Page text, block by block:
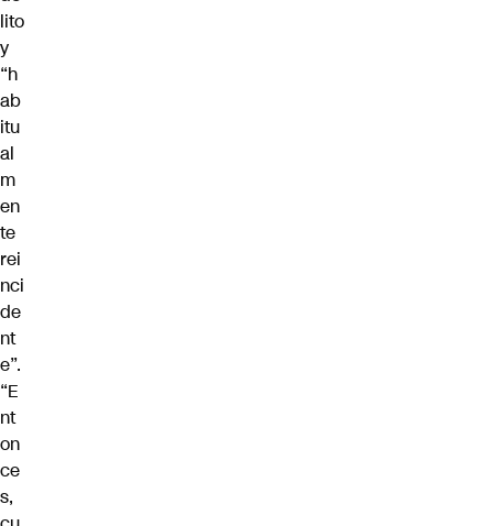
lito
y
“h
ab
itu
al
m
en
te
rei
nci
de
nt
e”.
“E
nt
on
ce
s,